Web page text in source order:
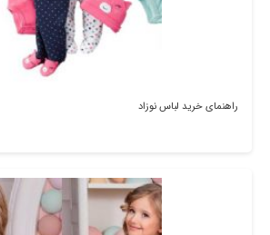
راهنمای خرید لباس نوزاد